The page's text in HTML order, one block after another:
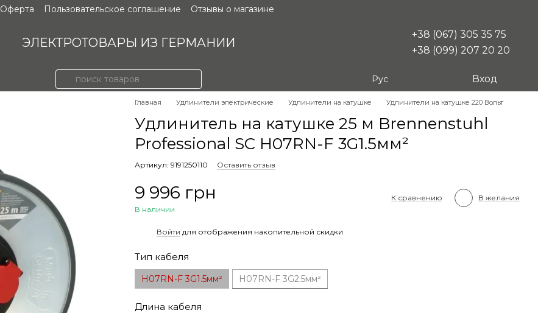
Оферта Пользовательское соглашение Отзывы о магазине
ЭЛЕКТРОТОВАРЫ ИЗ ГЕРМАНИИ
+38 (067) 305 35 75
+38 (099) 207 20 20
Рус Вход
Главная Удлинители электрические Удлинители на катушке Удлинители на катушке 220 Вольт
Удлинитель на катушке 25 м Brennenstuhl
Professional SC H07RN-F 3G1.5мм²
Артикул: 9191250110 Оставить отзыв
9 996 грн
В наличии
К сравнению В желания
Войти для отображения накопительной скидки
Тип кабеля
H07RN-F 3G1.5мм² H07RN-F 3G2.5мм²
Длина кабеля